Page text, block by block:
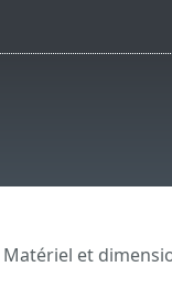
Matériel et